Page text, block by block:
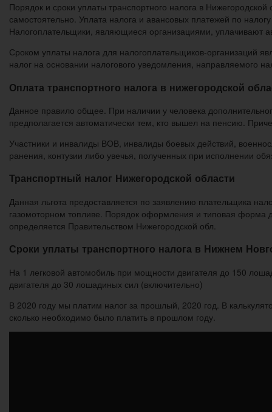
Порядок и сроки уплаты транспортного налога в
самостоятельно. Уплата налога и авансовых платежей по
Налогоплательщики, являющиеся организациями, уплачивают
Сроком уплаты налога для налогоплательщиков-организаций
налог на основании налогового уведомления, направляемого
Оплата транспортного налога в нижегородской
Данное правило общее. При наличии у человека
предполагается автоматически тем, кто вышел на пенсию.
Участники и инвалиды ВОВ, инвалиды боевых действий,
ранения, контузии либо увечья, полученных при исполнении
Транспортный налог Нижегородской области
Данная льгота предоставляется по заявлению плательщика
газомоторном топливе. Порядок оформления и типовая форма
определяется Правительством Нижегородской обл.
Сроки уплаты транспортного налога в Нижнем
На 1 легковой автомобиль при мощности двигателя до 150
двигателя до 30 лошадиных сил (включительно)
В 2020 году мы платим налог за прошлый, 2020 год. В
сколько необходимо было платить в прошлом году.